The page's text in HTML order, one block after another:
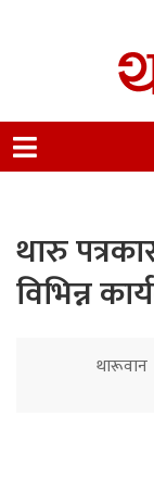
थारु
विभिन्न
थारूवान